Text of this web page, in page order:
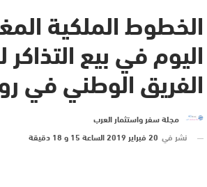
الخطوط الملكية
اليوم في بيع
الفريق الوطني في
مجلة سفر واستثمار العرب
نشر في 20 فبراير 2019 الساعة 15 و 18 دقيقة